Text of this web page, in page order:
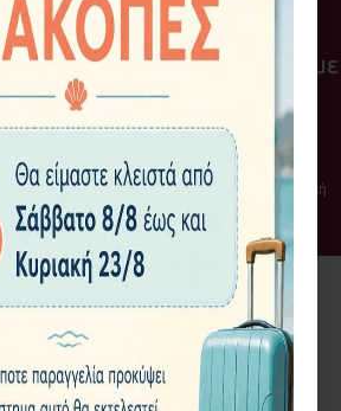
με νέα και προσφορές με
σας στο Newsletter μας!
Αποστολή
αποδέχομαι τους Πολιτική απορρήτου